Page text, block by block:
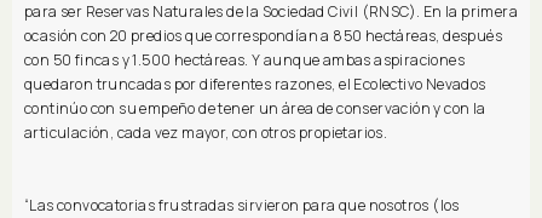
para ser Reservas Naturales de la Sociedad Civil (RNSC). En la primera
ocasión con 20 predios que correspondían a 850 hectáreas, después
con 50 fincas y 1.500 hectáreas. Y aunque ambas aspiraciones
quedaron truncadas por diferentes razones, el Ecolectivo Nevados
continúo con su empeño de tener un área de conservación y con la
articulación, cada vez mayor, con otros propietarios.
“Las convocatorias frustradas sirvieron para que nosotros (los